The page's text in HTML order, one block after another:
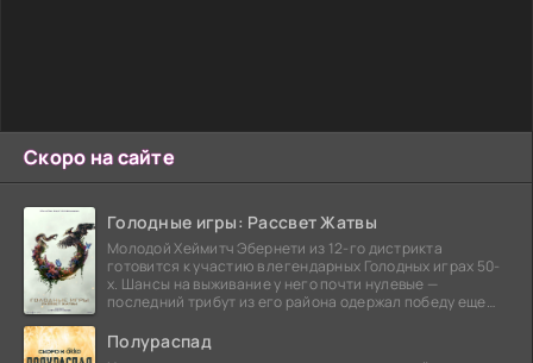
Скоро на сайте
Голодные игры: Рассвет Жатвы
Молодой Хеймитч Эбернети из 12-го дистрикта
готовится к участию в легендарных Голодных играх 50-
х. Шансы на выживание у него почти нулевые —
последний трибут из его района одержал победу еще
Полураспад